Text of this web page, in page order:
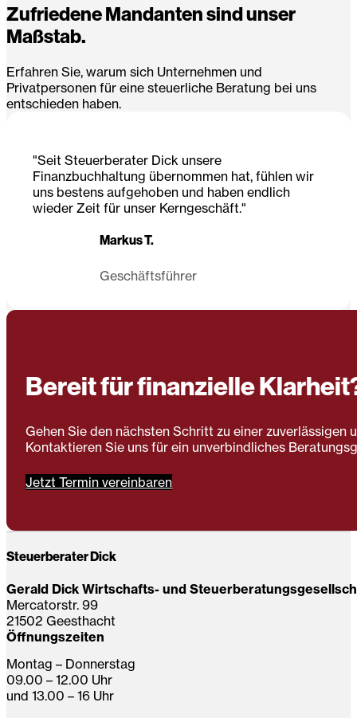
Zufriedene Mandanten sind unser
Maßstab.
Erfahren Sie, warum sich Unternehmen und
Privatpersonen für eine steuerliche Beratung bei uns
entschieden haben.
"Seit Steuerberater Dick unsere
Finanzbuchhaltung übernommen hat, fühlen wir
uns bestens aufgehoben und haben endlich
wieder Zeit für unser Kerngeschäft."
Markus T.
Geschäftsführer
Bereit für finanzielle
Gehen Sie den nächsten Schritt zu einer zuverlässigen
Kontaktieren Sie uns für ein unverbindliches
Jetzt Termin vereinbaren
Steuerberater Dick
Gerald Dick Wirtschafts- und
Mercatorstr. 99
21502 Geesthacht
Öffnungszeiten
Montag – Donnerstag
09.00 – 12.00 Uhr
und 13.00 – 16 Uhr